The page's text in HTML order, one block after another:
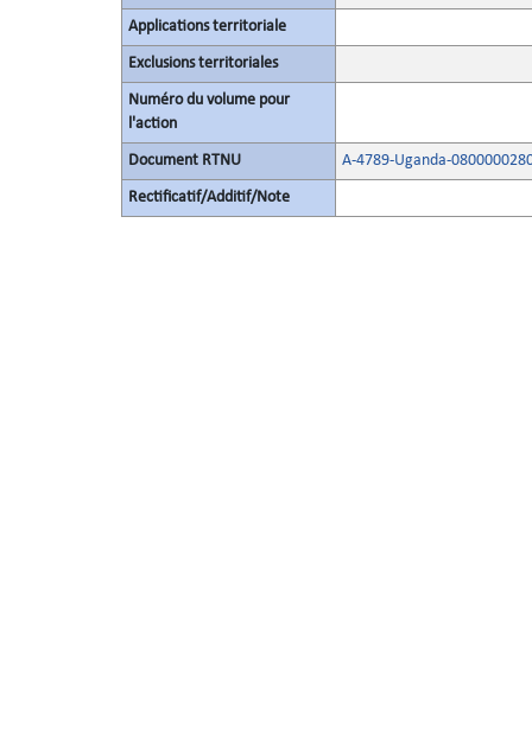
Applications territoriale
Exclusions territoriales
Numéro du volume pour
l'action
Document RTNU A-4789-Uganda-
Rectificatif/Additif/Note